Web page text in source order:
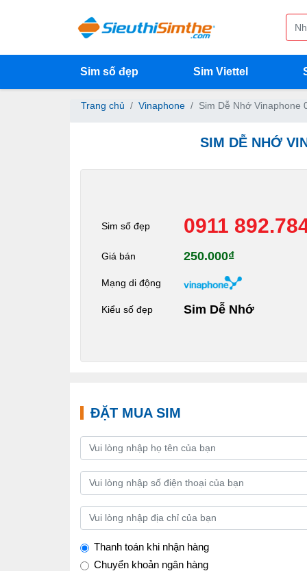
Sim số đẹp Sim Viettel
Trang chủ Vinaphone Sim Dễ Nhớ Vinaphone
SIM DỄ NHỚ
Sim số đẹp 0911
Giá bán 250.000₫
Mạng di động
Kiểu số đẹp Sim Dễ Nhớ
ĐẶT MUA SIM
Thanh toán khi nhận hàng
Chuyển khoản ngân hàng